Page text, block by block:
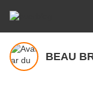
BEAU